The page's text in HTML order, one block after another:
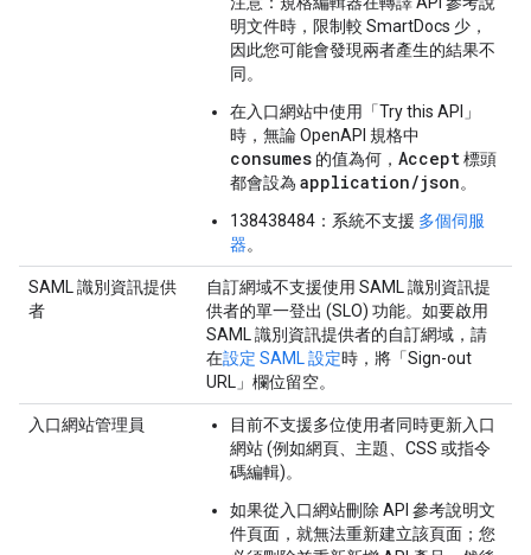
明文件時，限制較 SmartDocs 少，
因此您可能會發現兩者產生的結果不
同。
在入口網站中使用「Try this API」
時，無論 OpenAPI 規格中
consumes 的值為何， Accept標頭
都會設為 application/json。
138438484：系統不支援 多個伺服
器。
SAML 識別資訊提供
者
自訂網域不支援使用 SAML 識別資訊提
供者的單一登出 (SLO) 功能。如要啟用
SAML 識別資訊提供者的自訂網域，請
在設定 SAML 設定時，將「Sign-out
URL」 欄位留空。
入口網站管理員
目前不支援多位使用者同時更新入口
網站 (例如網頁、主題、CSS 或指令
碼編輯)。
如果從入口網站刪除 API 參考說明文
件頁面，就無法重新建立該頁面；您